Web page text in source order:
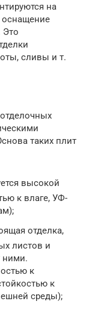
на
оснащение
Это
сливы и т.
таких плит
высокой
к влаге, УФ-
отделка,
листов и
ними.
к
к
среды);